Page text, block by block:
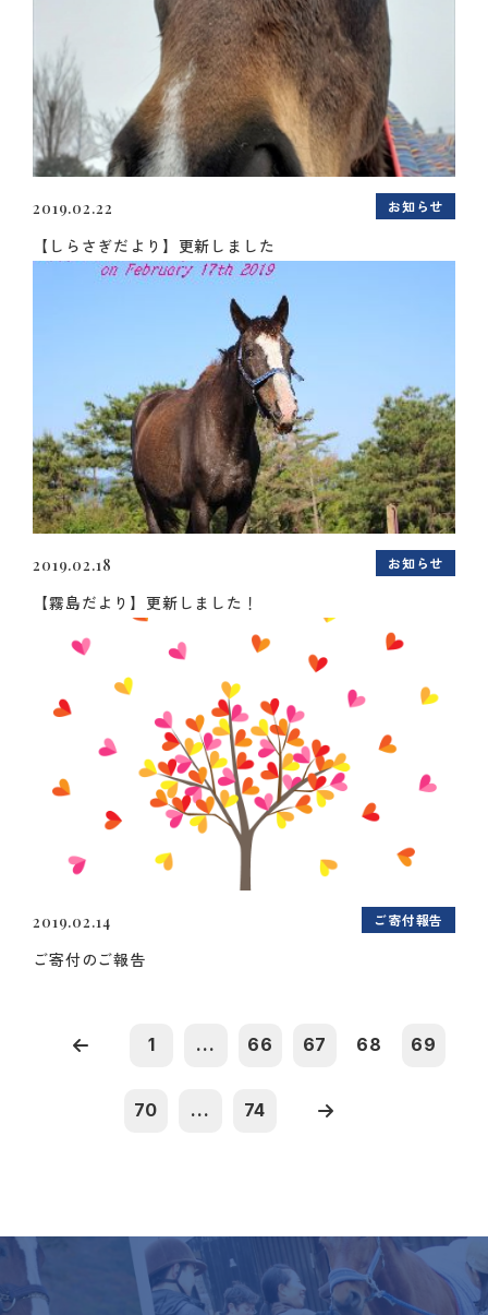
2019.02.22 お知らせ
【しらさぎだより】更新しました
2019.02.18 お知らせ
【霧島だより】更新しました！
2019.02.14 ご寄付報告
ご寄付のご報告
1 ... 66 67 68 69
70 ... 74